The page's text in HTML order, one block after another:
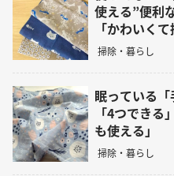
使える”便利
「かわいく
掃除・暮らし
眠っている
「4つでき
も使える」
掃除・暮らし